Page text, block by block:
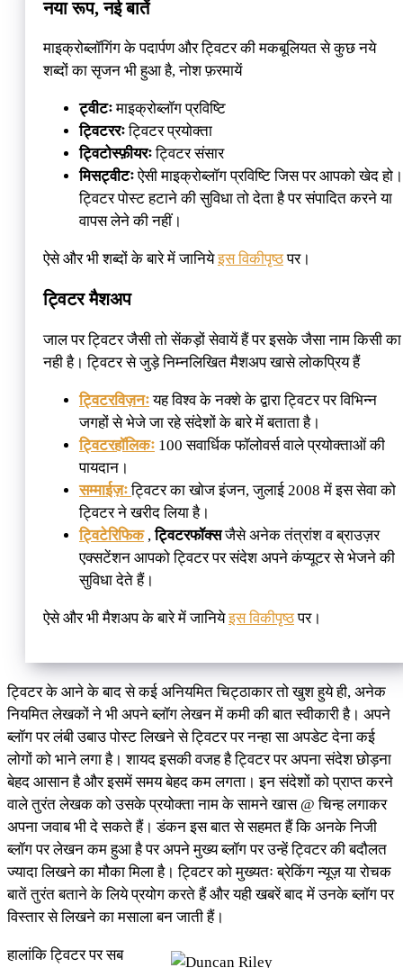
नया रूप, नई बातें
माइक्रोब्लॉगिंग के पदार्पण और ट्विटर की मकबूलियत से कुछ नये
शब्दों का सृजन भी हुआ है, नोश फ़रमायें
ट्वीटःमाइक्रोब्लॉग प्रविष्टि
ट्विटररःट्विटर प्रयोक्ता
ट्विटोस्फ़ीयरःट्विटर संसार
मिसट्वीटःऐसी माइक्रोब्लॉग प्रविष्टि जिस पर आपको खेद हो।
ट्विटर पोस्ट हटाने की सुविधा तो देता है पर संपादित करने या
वापस लेने की नहीं।
ऐसे और भी शब्दों के बारे में जानियेइस विकीपृष्ठपर।
ट्विटर मैशअप
जाल पर ट्विटर जैसी तो सेंकड़ों सेवायें हैं पर इसके जैसा नाम किसी का
नही है। ट्विटर से जुड़े निम्नलिखित मैशअप खासे लोकप्रिय हैं
ट्विटरविज़नःयह विश्व के नक्शे के द्वारा ट्विटर पर विभिन्न
जगहों से भेजे जा रहे संदेशों के बारे में बताता है।
ट्विटरहॉलिकः 100 सवार्धिक फॉलोवर्स वाले प्रयोक्ताओं की
पायदान।
सम्माईज़ःट्विटर का खोज इंजन, जुलाई 2008 में इस सेवा को
ट्विटर ने खरीद लिया है।
ट्विटेरिफिक,ट्विटरफॉक्सजैसे अनेक तंत्रांश व ब्राउज़र
एक्सटेंशन आपको ट्विटर पर संदेश अपने कंप्यूटर से भेजने की
सुविधा देते हैं।
ऐसे और भी मैशअप के बारे में जानियेइस विकीपृष्ठपर।
ट्विटर के आने के बाद से कई अनियमित चिट्ठाकार तो खुश हुये ही, अनेक
नियमित लेखकों ने भी अपने ब्लॉग लेखन में कमी की बात स्वीकारी है। अपने
ब्लॉग पर लंबी उबाउ पोस्ट लिखने से ट्विटर पर नन्हा सा अपडेट देना कई
लोगों को भाने लगा है। शायद इसकी वजह है ट्विटर पर अपना संदेश छोड़ना
बेहद आसान है और इसमें समय बेहद कम लगता। इन संदेशों को प्राप्त करने
वाले तुरंत लेखक को उसके प्रयोक्ता नाम के सामने खास @ चिन्ह लगाकर
अपना जवाब भी दे सकते हैं। डंकन इस बात से सहमत हैं कि अनके निजी
ब्लॉग पर लेखन कम हुआ है पर अपने मुख्य ब्लॉग पर उन्हें ट्विटर की बदौलत
ज्यादा लिखने का मौका मिला है। ट्विटर को मुख्यतः ब्रेकिंग न्यूज़ या रोचक
बातें तुरंत बताने के लिये प्रयोग करते हैं और यही खबरें बाद में उनके ब्लॉग पर
विस्तार से लिखने का मसाला बन जाती हैं।
हालांकि ट्विटर पर सब